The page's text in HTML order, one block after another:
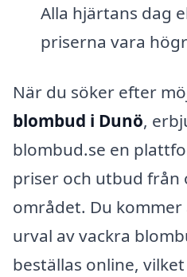
Alla hjärtans dag
priserna vara
När du söker efter
blombud i Dunö,
blombud.se en
priser och utbud från
området. Du
urval av vackra
beställas online,